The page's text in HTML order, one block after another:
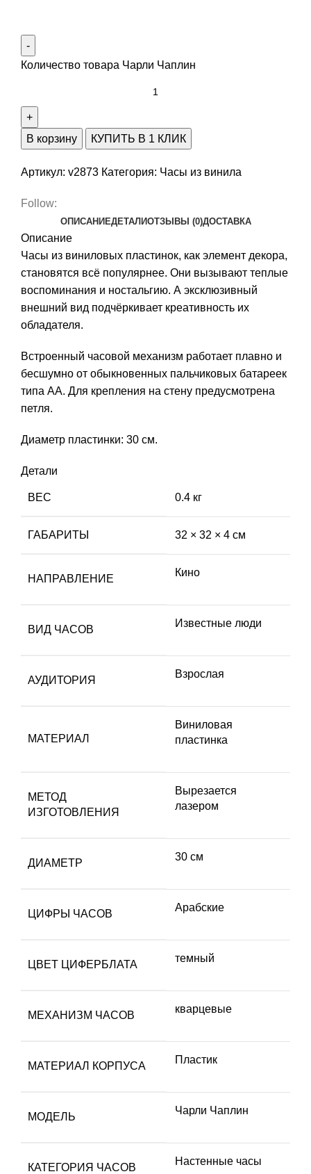
Количество товара Чарли Чаплин
В корзину КУПИТЬ В 1 КЛИК
Артикул: v2873 Категория: Часы из винила
Follow:
ОПИСАНИЕДЕТАЛИОТЗЫВЫ (0)ДОСТАВКА
Описание
Часы из виниловых пластинок, как элемент декора,
становятся всё популярнее. Они вызывают теплые
воспоминания и ностальгию. А эксклюзивный
внешний вид подчёркивает креативность их
обладателя.
Встроенный часовой механизм работает плавно и
бесшумно от обыкновенных пальчиковых батареек
типа АА. Для крепления на стену предусмотрена
петля.
Диаметр пластинки: 30 см.
Детали
ВЕС 0.4 кг
ГАБАРИТЫ 32 × 32 × 4 см
НАПРАВЛЕНИЕ
Кино
ВИД ЧАСОВ
Известные люди
АУДИТОРИЯ
Взрослая
МАТЕРИАЛ
Виниловая
пластинка
МЕТОД
ИЗГОТОВЛЕНИЯ
Вырезается
лазером
ДИАМЕТР
30 см
ЦИФРЫ ЧАСОВ
Арабские
ЦВЕТ ЦИФЕРБЛАТА
темный
МЕХАНИЗМ ЧАСОВ
кварцевые
МАТЕРИАЛ КОРПУСА
Пластик
МОДЕЛЬ
Чарли Чаплин
КАТЕГОРИЯ ЧАСОВ
Настенные часы